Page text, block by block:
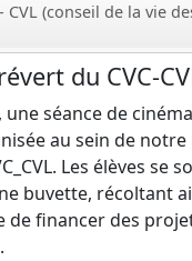
- CVL (conseil de la vie
du CVC-
une séance de
au sein de notre
Les élèves se
buvette, récoltant
de financer des